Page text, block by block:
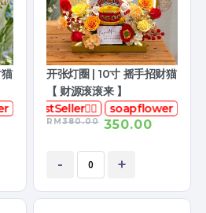
开张灯圈 | 10寸 摇手招财猫
【 财源滚滚来 】
花
BestSeller👍🏻 soapflower
RM380.00 350.00
- +